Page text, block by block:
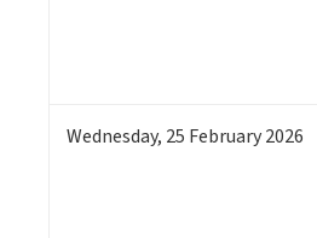
Wednesday, 25 February 2026